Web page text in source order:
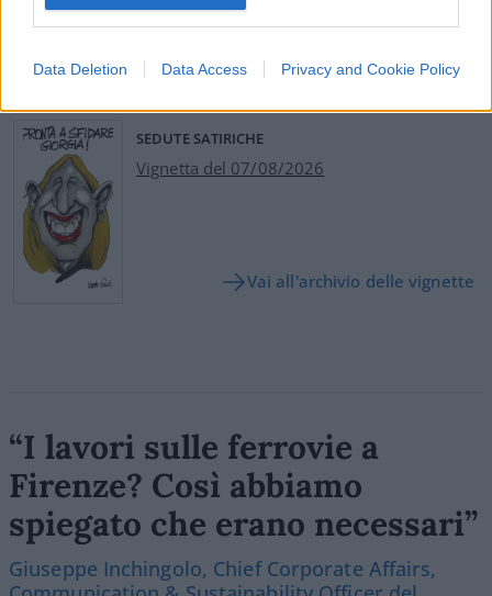
Data Deletion Data Access Privacy and Cookie Policy
9
Leggi i commenti
SEDUTE SATIRICHE
Vignetta del 07/08/2026
Vai all'archivio delle vignette
“I lavori sulle ferrovie a
Firenze? Così abbiamo
spiegato che erano necessari”
Giuseppe Inchingolo, Chief Corporate Affairs,